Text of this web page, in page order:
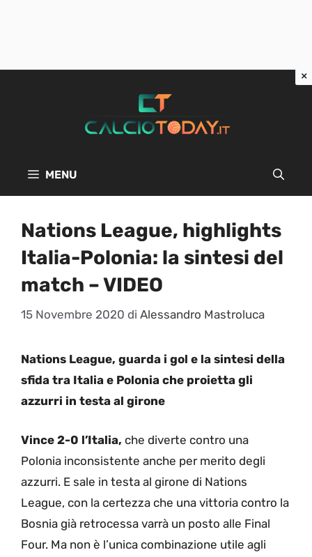
MENU
Nations League, highlights
Italia-Polonia: la sintesi del
match – VIDEO
15 Novembre 2020 di Alessandro Mastroluca
Nations League, guarda i gol e la sintesi della
sfida tra Italia e Polonia che proietta gli
azzurri in testa al girone
Vince 2-0 l’Italia, che diverte contro una
Polonia inconsistente anche per merito degli
azzurri. E sale in testa al girone di Nations
League, con la certezza che una vittoria contro la
Bosnia già retrocessa varrà un posto alle Final
Four. Ma non è l’unica combinazione utile agli